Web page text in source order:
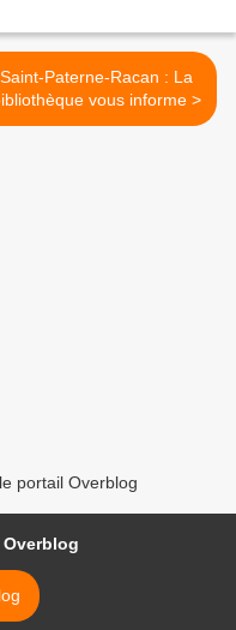
Saint-Paterne-Racan : La
bibliothèque vous informe >
portail Overblog